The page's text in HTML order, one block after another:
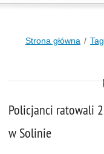
Strona główna
Policjanci ratowali
w Solinie